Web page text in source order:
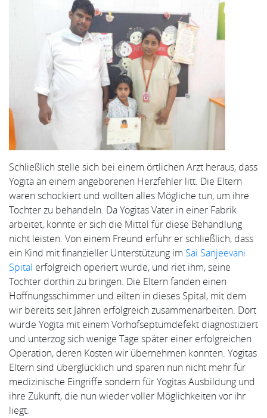
Schließlich stelle sich bei einem örtlichen Arzt heraus, dass
Yogita an einem angeborenen Herzfehler litt. Die Eltern
waren schockiert und wollten alles Mögliche tun, um ihre
Tochter zu behandeln. Da Yogitas Vater in einer Fabrik
arbeitet, konnte er sich die Mittel für diese Behandlung
nicht leisten. Von einem Freund erfuhr er schließlich, dass
ein Kind mit finanzieller Unterstützung im Sai Sanjeevani
Spital erfolgreich operiert wurde, und riet ihm, seine
Tochter dorthin zu bringen. Die Eltern fanden einen
Hoffnungsschimmer und eilten in dieses Spital, mit dem
wir bereits seit Jahren erfolgreich zusammenarbeiten. Dort
wurde Yogita mit einem Vorhofseptumdefekt diagnostiziert
und unterzog sich wenige Tage später einer erfolgreichen
Operation, deren Kosten wir übernehmen konnten. Yogitas
Eltern sind überglücklich und sparen nun nicht mehr für
medizinische Eingriffe sondern für Yogitas Ausbildung und
ihre Zukunft, die nun wieder voller Möglichkeiten vor ihr
liegt.